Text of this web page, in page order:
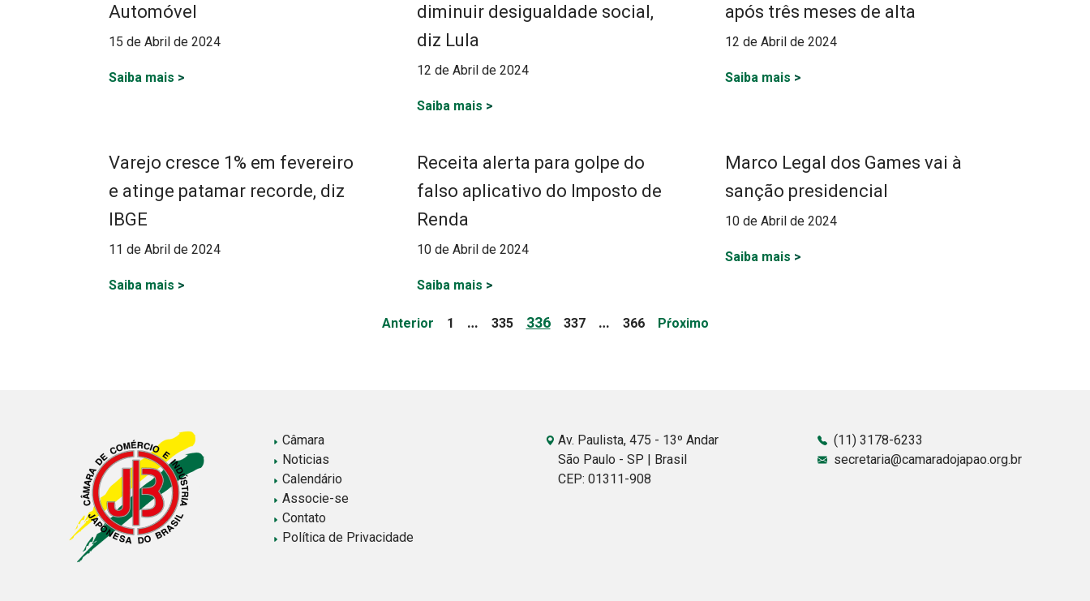
Automóvel
15 de Abril de 2024
Saiba mais >
diminuir desigualdade social,
diz Lula
12 de Abril de 2024
Saiba mais >
após três meses de alta
12 de Abril de 2024
Saiba mais >
Varejo cresce 1% em fevereiro
e atinge patamar recorde, diz
IBGE
11 de Abril de 2024
Saiba mais >
Receita alerta para golpe do
falso aplicativo do Imposto de
Renda
10 de Abril de 2024
Saiba mais >
Marco Legal dos Games vai à
sanção presidencial
10 de Abril de 2024
Saiba mais >
Anterior Page
1 … Page
335 Page
336 Page
337 … Page
366 Pŕoximo
Câmara
Noticias
Calendário
Associe-se
Contato
Política de Privacidade
Av. Paulista, 475 - 13º Andar
São Paulo - SP | Brasil
CEP: 01311-908
(11) 3178-6233
secretaria@camaradojapao.org.br